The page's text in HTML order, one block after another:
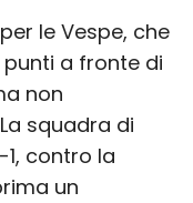
le Vespe, che
a fronte di
non
squadra di
contro la
un